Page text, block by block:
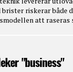
brister riskerar både
att raseras
"business"